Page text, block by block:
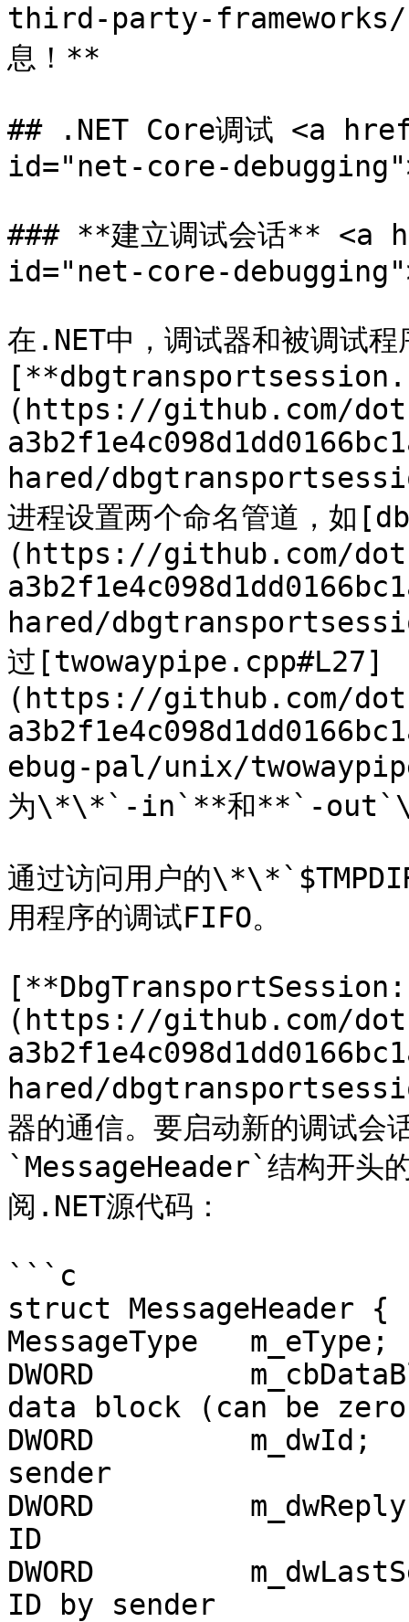
third-party-frameworks/
息！**
## .NET Core调试 <a
id="net-core-
### **建立调试会话**
id="net-core-
在.NET中，调试器和被调试程
(https://github.com/
hared/
进程设置两个命名管道，
(https://github.com/
hared/
过[twowaypipe.cpp#L27]
(https://github.com/
ebug-pal/unix/
为\*\*`-in`**和**`-
通过访问用户的
用程序的调试FIFO。
(https://github.com/
hared/
器的通信。要启动新的调试会
`MessageHeader`结构开头
阅.NET源代码：
```c
struct MessageHeader {
MessageType
DWORD
data block (can be
DWORD
sender
DWORD
ID
DWORD
ID by sender